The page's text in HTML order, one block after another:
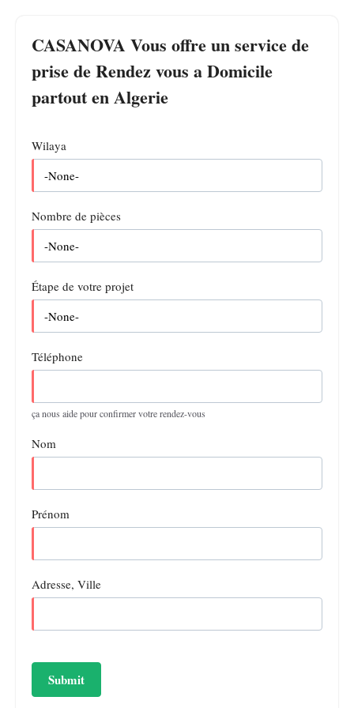
CASANOVA Vous offre un service de
prise de Rendez vous a Domicile
partout en Algerie
Wilaya
Nombre de pièces
Étape de votre projet
Téléphone
ça nous aide pour confirmer votre rendez-vous
Nom
Prénom
Adresse, Ville